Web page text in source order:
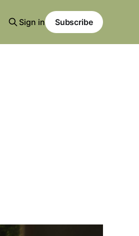
Sign in Subscribe